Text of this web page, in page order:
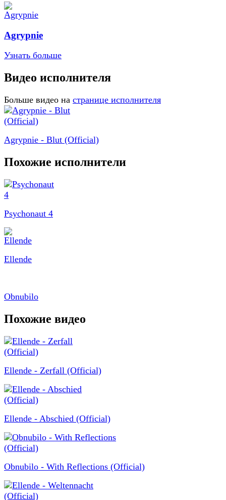
Agrypnie
Узнать больше
Видео исполнителя
Больше видео на странице исполнителя
Agrypnie - Blut (Official)
Похожие исполнители
Psychonaut 4
Ellende
Obnubilo
Похожие видео
Ellende - Zerfall (Official)
Ellende - Abschied (Official)
Obnubilo - With Reflections (Official)